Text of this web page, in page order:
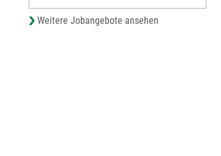
Weitere Jobangebote ansehen